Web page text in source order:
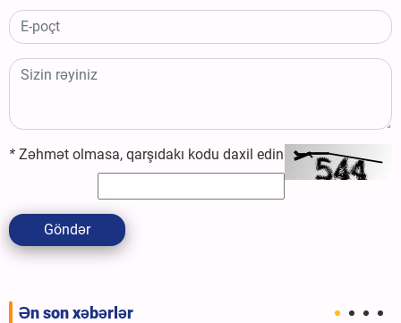
* Zəhmət olmasa, qarşıdakı kodu daxil edin
Göndər
Ən son xəbərlər